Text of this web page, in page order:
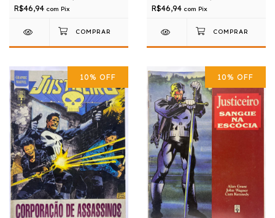
R$46,94 com Pix R$46,94 com Pix
10% OFF 10% OFF